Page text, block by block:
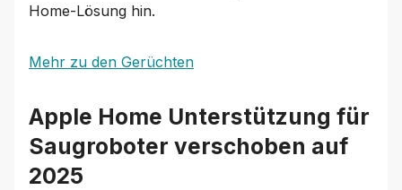
Home-Lösung hin.
Mehr zu den Gerüchten
Apple Home Unterstützung für
Saugroboter verschoben auf
2025